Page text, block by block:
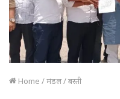
Home /मंडल/बस्ती